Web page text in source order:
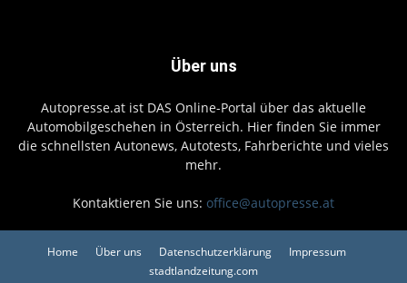
Über uns
Autopresse.at ist DAS Online-Portal über das aktuelle
Automobilgeschehen in Österreich. Hier finden Sie immer
die schnellsten Autonews, Autotests, Fahrberichte und vieles
mehr.
Kontaktieren Sie uns: office@autopresse.at
Home Über uns Datenschutzerklärung
Impressum
stadtlandzeitung.com